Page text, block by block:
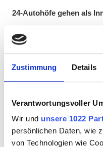
Zustimmung Details
Verantwortungsvoller
Wir und unsere 1022
persönlichen Daten, wie
von Technologien wie
24-Autohöfe gehen als
Insbesondere die doppelte
Innovation durch den 24-
die hiesige Vorreiterrolle
Projekten, wie der
besonders im Bereich der
Das Angebot alternativer
dabei nicht nur auf
und